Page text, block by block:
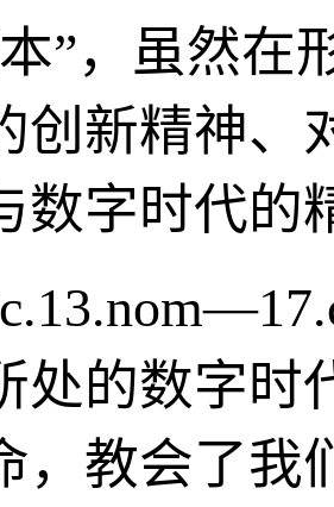
”，虽然在
创新精神、
数字时代的
处的数字时
，教会了我